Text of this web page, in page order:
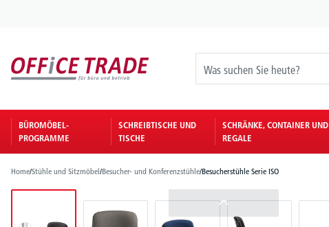
BÜROMÖBEL-
PROGRAMME
SCHREIBTISCHE UND
TISCHE
SCHRÄNKE, CONTAINER UND
REGALE
Home/Stühle und Sitzmöbel/Besucher- und Konferenzstühle/Besucherstühle Serie ISO